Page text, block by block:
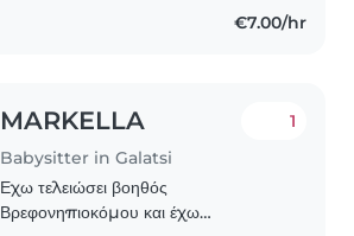
€7.00/hr
MARKELLA
Babysitter in Galatsi
1
Εχω τελειώσει βοηθός
Βρεφονηπιοκόμου και έχω